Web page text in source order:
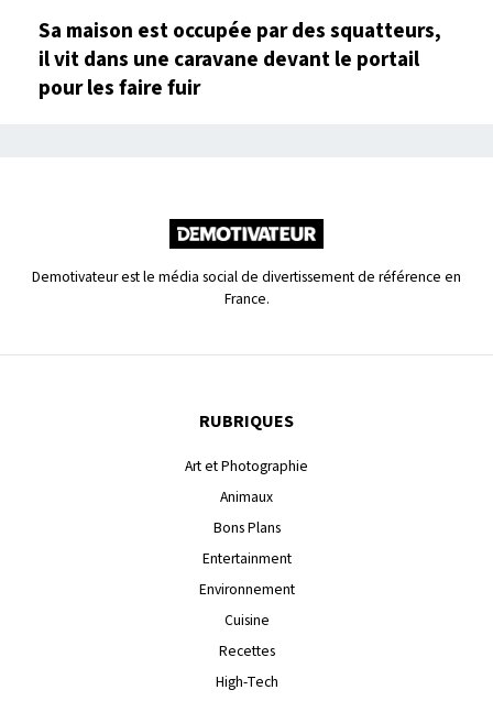
Sa maison est occupée par des squatteurs,
il vit dans une caravane devant le portail
pour les faire fuir
Demotivateur est le média social de divertissement de référence en
France.
RUBRIQUES
Art et Photographie
Animaux
Bons Plans
Entertainment
Environnement
Cuisine
Recettes
High-Tech